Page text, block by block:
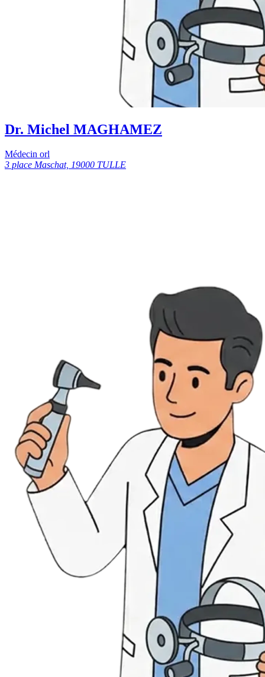
Dr. Michel MAGHAMEZ
Médecin orl
3 place Maschat, 19000 TULLE